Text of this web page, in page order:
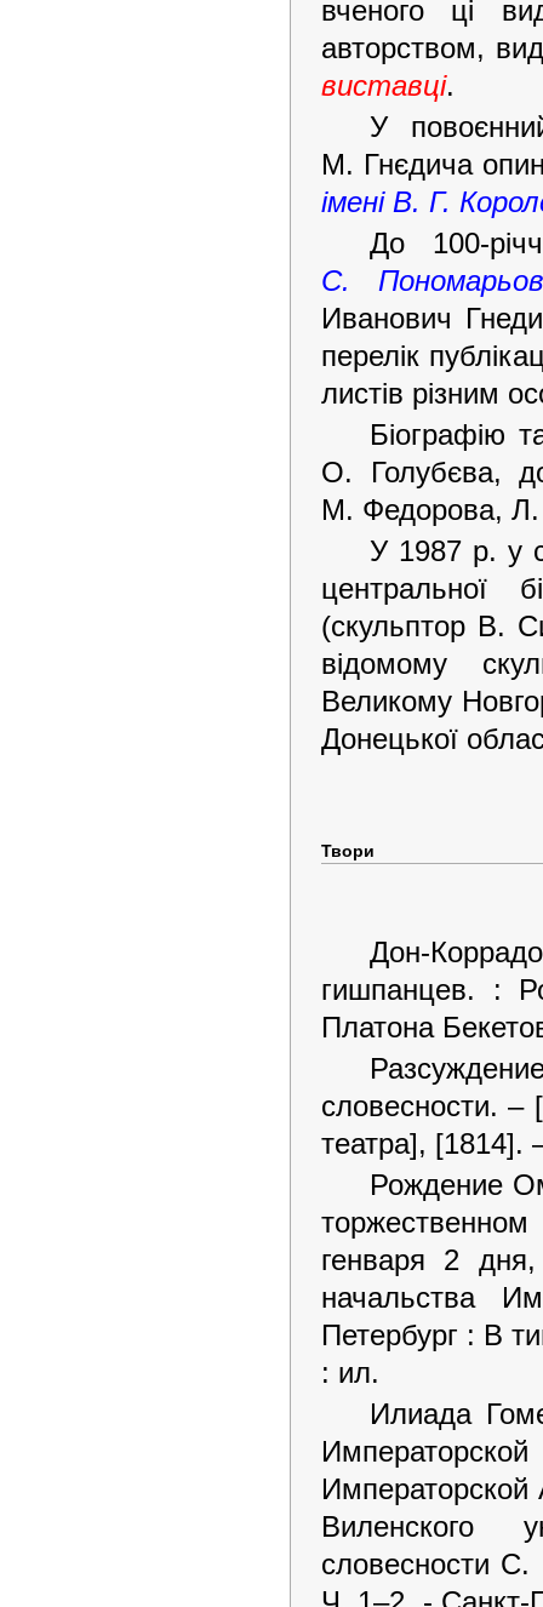
вченого ці
авторством,
виставці.
У
М. Гнєдича
імені В. Г.
До 100-
С. Пономарьов
Иванович
перелік
листів різним
Біографію
О. Голубєва,
М. Федорова, Л.
У 1987 р. у
центральної
(скульптор В.
відомому
Великому
Донецької
Твори
Дон-
гишпанцев. :
Платона
словесности. –
театра], [1814].
Рождение
генваря 2
начальства
Петербург : В
: ил.
Илиада
Виленского
словесности С.